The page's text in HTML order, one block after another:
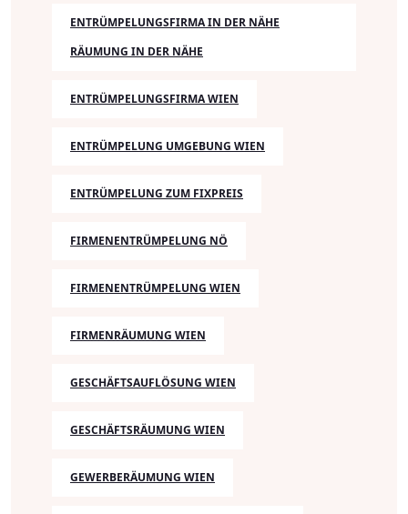
ENTRÜMPELUNGSFIRMA IN DER NÄHE
RÄUMUNG IN DER NÄHE
ENTRÜMPELUNGSFIRMA WIEN
ENTRÜMPELUNG UMGEBUNG WIEN
ENTRÜMPELUNG ZUM FIXPREIS
FIRMENENTRÜMPELUNG NÖ
FIRMENENTRÜMPELUNG WIEN
FIRMENRÄUMUNG WIEN
GESCHÄFTSAUFLÖSUNG WIEN
GESCHÄFTSRÄUMUNG WIEN
GEWERBERÄUMUNG WIEN